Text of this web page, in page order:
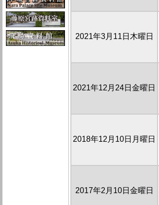
2021年3月11日木曜日
2021年12月24日金曜日
2018年12月10日月曜日
2017年2月10日金曜日